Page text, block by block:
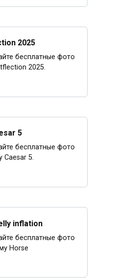
2025
бесплатные фото
2025.
5
бесплатные фото
Caesar 5.
inflation
бесплатные фото
Horse